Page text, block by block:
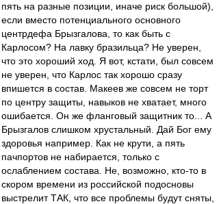
пять на разные позиции, иначе риск большой),
если вместо потенциального основного
центрдефа Брызгалова, то как быть с
Карлосом? На лавку бразильца? Не уверен,
что это хороший ход. Я вот, кстати, был совсем
не уверен, что Карлос так хорошо сразу
впишется в состав. Макеев же совсем не торт
по центру защиты, навыков не хватает, много
ошибается. Он же фланговый защитник то... А
Брызгалов слишком хрустальный. Дай Бог ему
здоровья например. Как не крути, а пять
пачпортов не набирается, только с
ослаблением состава. Не, возможно, кто-то в
скором времени из российской подосновы
выстрелит ТАК, что все проблемы будут сняты,